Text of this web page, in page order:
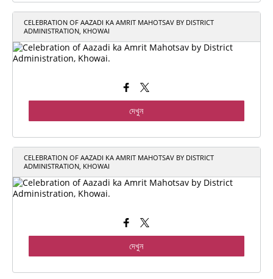
CELEBRATION OF AAZADI KA AMRIT MAHOTSAV BY DISTRICT
ADMINISTRATION, KHOWAI
দেখুন
CELEBRATION OF AAZADI KA AMRIT MAHOTSAV BY DISTRICT
ADMINISTRATION, KHOWAI
দেখুন